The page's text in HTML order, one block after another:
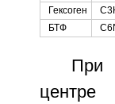
Гексоген
БТФ
При
центре